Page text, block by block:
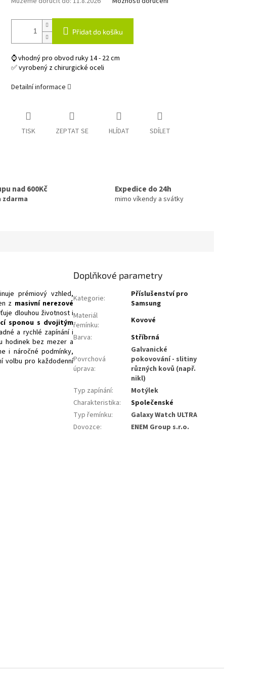
Přidat do košíku
⌚ vhodný pro obvod ruky 14 - 22 cm
✅ vyrobený z chirurgické oceli
Detailní informace
TISK ZEPTAT SE HLÍDAT SDÍLET
nad 600Kč
zdarma
Expedice do 24h
mimo víkendy a svátky
prémiový vzhled,
z masivní nerezové
dlouhou životnost i
sponou s dvojitým
a rychlé zapínání i
bez mezer a
i náročné podmínky,
volbu pro každodenní
Doplňkové parametry
Kategorie:
Příslušenství pro
Samsung
Materiál
řemínku:
Kovové
Barva: Stříbrná
Povrchová
úprava:
Galvanické
pokovování - slitiny
různých kovů (např.
nikl)
Typ zapínání:
Motýlek
Charakteristika:
Společenské
Typ řemínku:
Galaxy Watch ULTRA
Dovozce: ENEM Group s.r.o.